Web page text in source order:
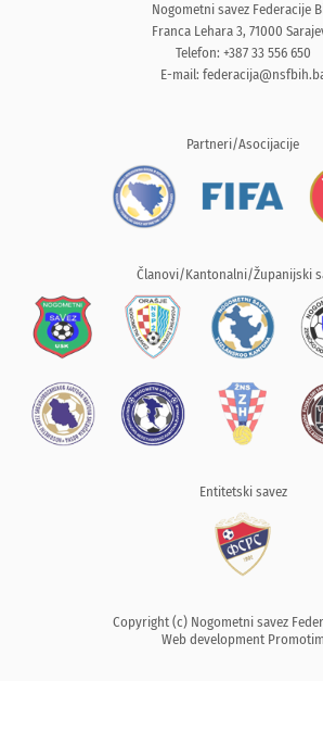
Nogometni savez Federacije
Franca Lehara 3, 71000
Telefon: +387 33 556 650
E-mail:
Partneri/Asocijacije
Članovi/Kantonalni/Županijski
Entitetski savez
Copyright (c) Nogometni savez
Web development Promotim